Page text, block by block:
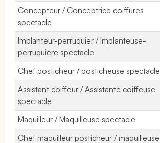
Concepteur / Conceptrice coiffures
spectacle
Implanteur-perruquier / Implanteuse-
perruquière spectacle
Chef posticheur / posticheuse spectacle
Assistant coiffeur / Assistante coiffeuse
spectacle
Maquilleur / Maquilleuse spectacle
Chef maquilleur posticheur / maquilleuse